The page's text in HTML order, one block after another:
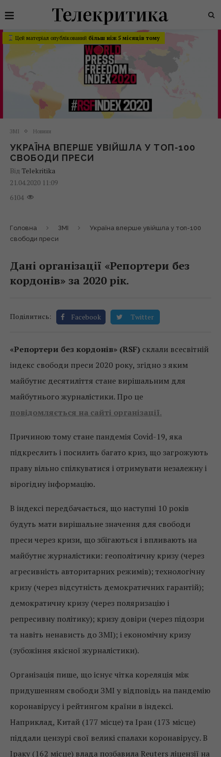
Цей матеріал опублікований більш ніж 5 місяців тому
ЗМІ Новини
УКРАЇНА ВПЕРШЕ УВІЙШЛА У ТОП-100
СВОБОДИ ПРЕСИ
Від Telekritika
21.04.2020 11:09
6104
Головна ЗМІ
Україна вперше увійшла у топ-100
свободи преси
Дані організації «Репортери без
кордонів» за 2020 рік.
Поділитись: Facebook Twitter
«Репортери без кордонів» (RSF) склали всесвітній
індекс свободи преси 2020 року, згідно з яким
майбутнє десятиліття стане вирішальним для
майбутнього журналістики. Про це
повідомляється на сайті організації.
Причиною тому стане пандемія Covid-19, яка
підкреслить і посилить багато криз, що загрожують
праву вільно спілкуватися і отримувати незалежну і
вірогідну інформацію.
В індексі передбачається, що наступні 10 років
будуть мати вирішальне значення для свободи
преси через кризи, що збігаються і впливають на
майбутнє журналістики: геополітичну кризу (через
агресивність авторитарних режимів); технологічну
кризу (через відсутність демократичних гарантій);
демократичну кризу (через поляризацію і
репресивну політику); кризу довіри (через підозри
та навіть ненависть до ЗМІ); і економічну кризу
(зубожіння якісної журналістики).
Організація пише, що існує чітка кореляція між
придушенням свободи ЗМІ у відповідь на пандемію
коронавірусу і рейтингом країни в індексі.
Наприклад, Китай (177 місце) та Іран (173 місце)
піддали цензурі свої великі спалахи коронавірусу. В
Іраку (162 місце) влада позбавила Reuters ліцензії на